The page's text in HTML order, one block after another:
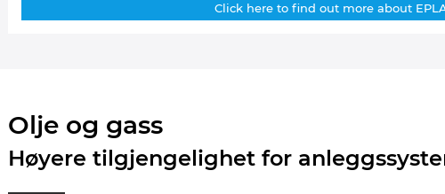
Click here to find out more about
Olje og gass
Høyere tilgjengelighet for